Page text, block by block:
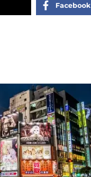
Facebook